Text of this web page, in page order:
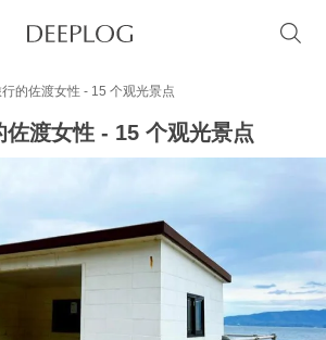
行的佐渡女性 - 15 个观光景点
佐渡女性 - 15 个观光景点